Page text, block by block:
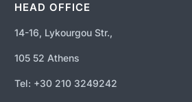
HEAD OFFICE
14-16, Lykourgou Str.,
105 52 Athens
Tel: +30 210 3249242